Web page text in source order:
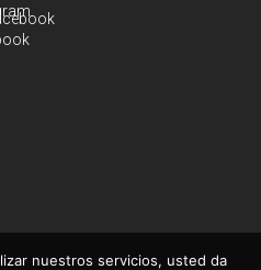
nuestros servicios, usted da